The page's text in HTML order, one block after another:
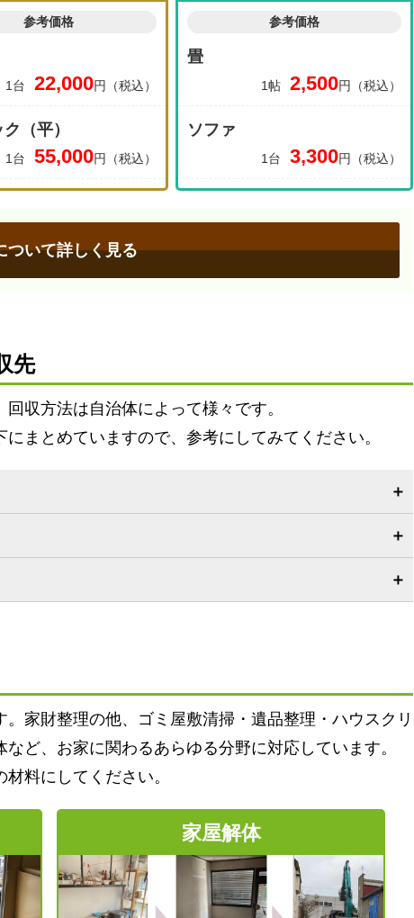
参考価格
1台 22,000円（税込）
（平）
1台 55,000円（税込）
参考価格
畳
1帖 2,500円（税込）
ソファ
1台 3,300円（税込）
ついて詳しく見る
先
収方法は自治体によって様々です。
まとめていますので、参考にしてみてください。
家財整理の他、ゴミ屋敷清掃・遺品整理・ハウスクリ
ど、お家に関わるあらゆる分野に対応しています。
料にしてください。
家屋解体